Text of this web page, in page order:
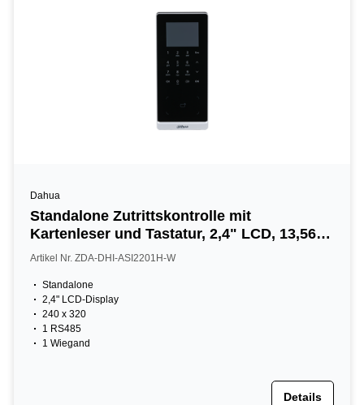
Dahua
Standalone Zutrittskontrolle mit
Kartenleser und Tastatur, 2,4" LCD, 13,56
MHz, IP65, schwarz
Artikel Nr. ZDA-DHI-ASI2201H-W
Standalone
2,4" LCD-Display
240 x 320
1 RS485
1 Wiegand
Details